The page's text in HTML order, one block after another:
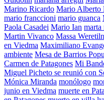
Marino Ricardo Mario Alberto
mario franccioni mario guanca
Paola Casadei Mario Ian marta
Martin Vivanco Massa
en Viedma Maximiliano
ambiente Mesa de Barrios
Carmen de Patagones Mi
Miguel Picheto se reunió con
Mónica Miranda monólogo
junio en Viedma muerte en